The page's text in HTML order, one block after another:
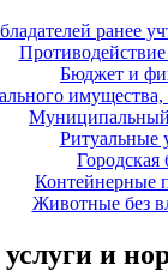
ранее
Бюджет и
имущества,
Муниципальный
Ритуальные
Городская
Контейнерные
Животные без
и